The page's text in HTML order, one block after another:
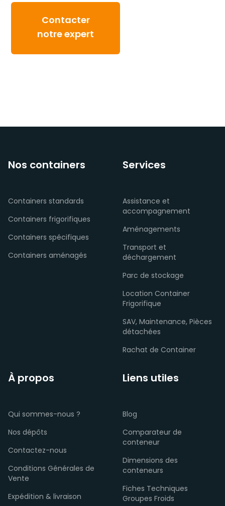
Contacter
notre expert
Nos containers
Containers standards
Containers frigorifiques
Containers spécifiques
Containers aménagés
Services
Assistance et
accompagnement
Aménagements
Transport et
déchargement
Parc de stockage
Location Container
Frigorifique
SAV, Maintenance, Pièces
détachées
Rachat de Container
À propos
Qui sommes-nous ?
Nos dépôts
Contactez-nous
Conditions Générales de
Vente
Expédition & livraison
Liens utiles
Blog
Comparateur de
conteneur
Dimensions des
conteneurs
Fiches Techniques
Groupes Froids